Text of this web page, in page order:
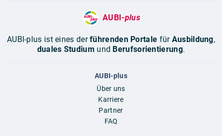
AUBI-plus
AUBI-plus ist eines derführenden Portale für Ausbildung,
duales Studium und Berufsorientierung.
AUBI-plus
Über uns
Karriere
Partner
FAQ